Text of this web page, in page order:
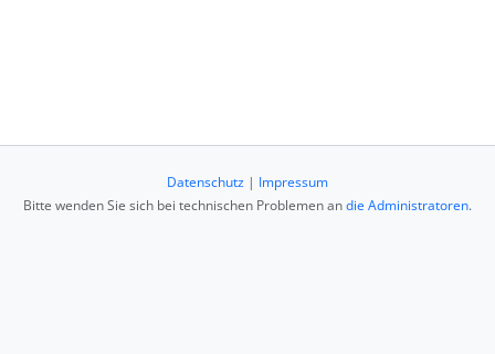
Datenschutz | Impressum
Bitte wenden Sie sich bei technischen Problemen andie Administratoren.